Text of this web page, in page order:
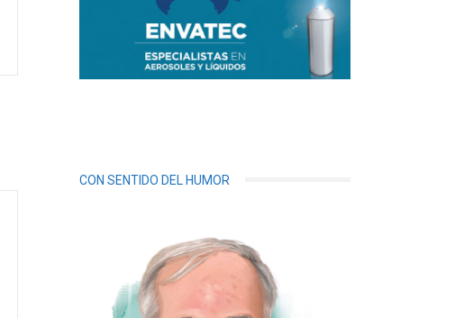
CON SENTIDO DEL HUMOR